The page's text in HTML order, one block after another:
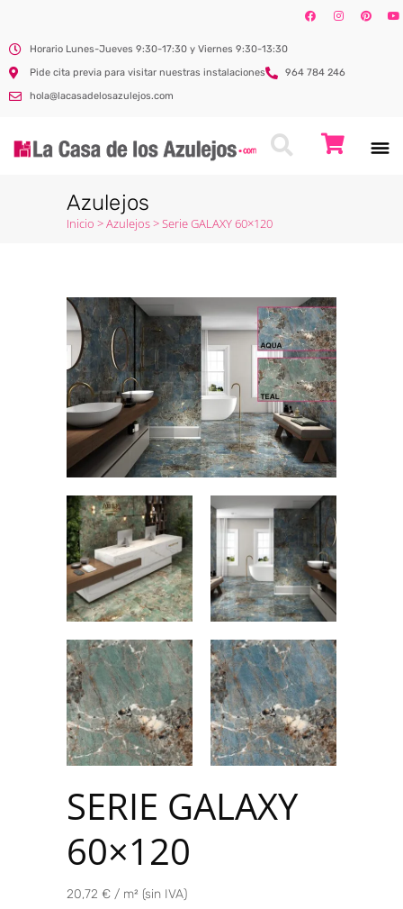
Horario Lunes-Jueves 9:30-17:30 y Viernes 9:30-13:30
Pide cita previa para visitar nuestras instalaciones
964 784 246
hola@lacasadelosazulejos.com
Azulejos
Inicio >Azulejos>Serie GALAXY 60×120
SERIE GALAXY
60×120
20,72 € / m² (sin IVA)